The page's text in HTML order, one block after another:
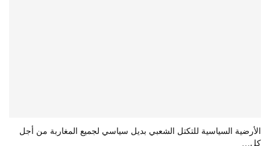
الأرضية السياسية للتكتل الشعبي بديل سياسي لجميع المغاربة من أجل
كل…